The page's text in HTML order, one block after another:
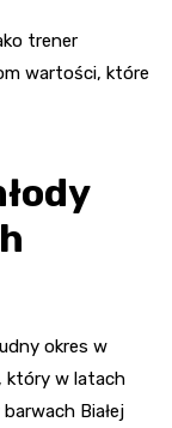
trener
wartości, które
okres w
który w latach
Białej